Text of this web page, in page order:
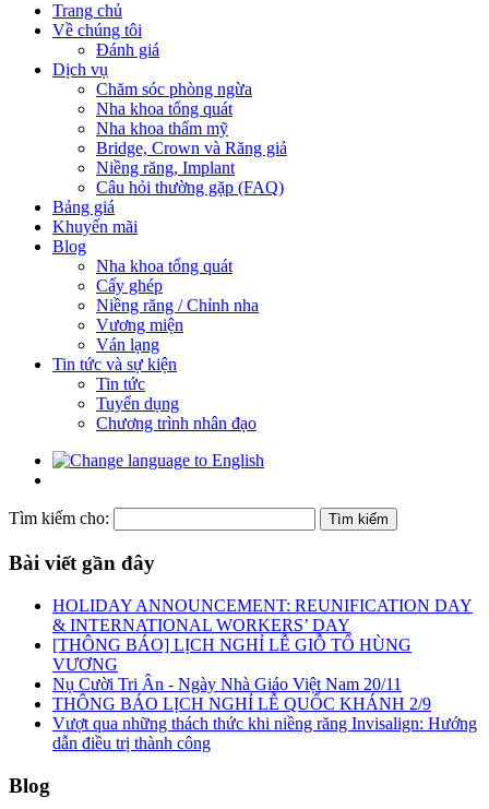
Trang chủ
Về chúng tôi
Đánh giá
Dịch vụ
Chăm sóc phòng ngừa
Nha khoa tổng quát
Nha khoa thẩm mỹ
Bridge, Crown và Răng giả
Niềng răng, Implant
Câu hỏi thường gặp (FAQ)
Bảng giá
Khuyến mãi
Blog
Nha khoa tổng quát
Cấy ghép
Niềng răng / Chỉnh nha
Vương miện
Ván lạng
Tin tức và sự kiện
Tin tức
Tuyển dụng
Chương trình nhân đạo
Tìm kiếm cho:
Bài viết gần đây
HOLIDAY ANNOUNCEMENT: REUNIFICATION DAY
& INTERNATIONAL WORKERS’ DAY
[THÔNG BÁO] LỊCH NGHỈ LỄ GIỖ TỔ HÙNG
VƯƠNG
Nụ Cười Tri Ân - Ngày Nhà Giáo Việt Nam 20/11
THÔNG BÁO LỊCH NGHỈ LỄ QUỐC KHÁNH 2/9
Vượt qua những thách thức khi niềng răng Invisalign: Hướng
dẫn điều trị thành công
Blog